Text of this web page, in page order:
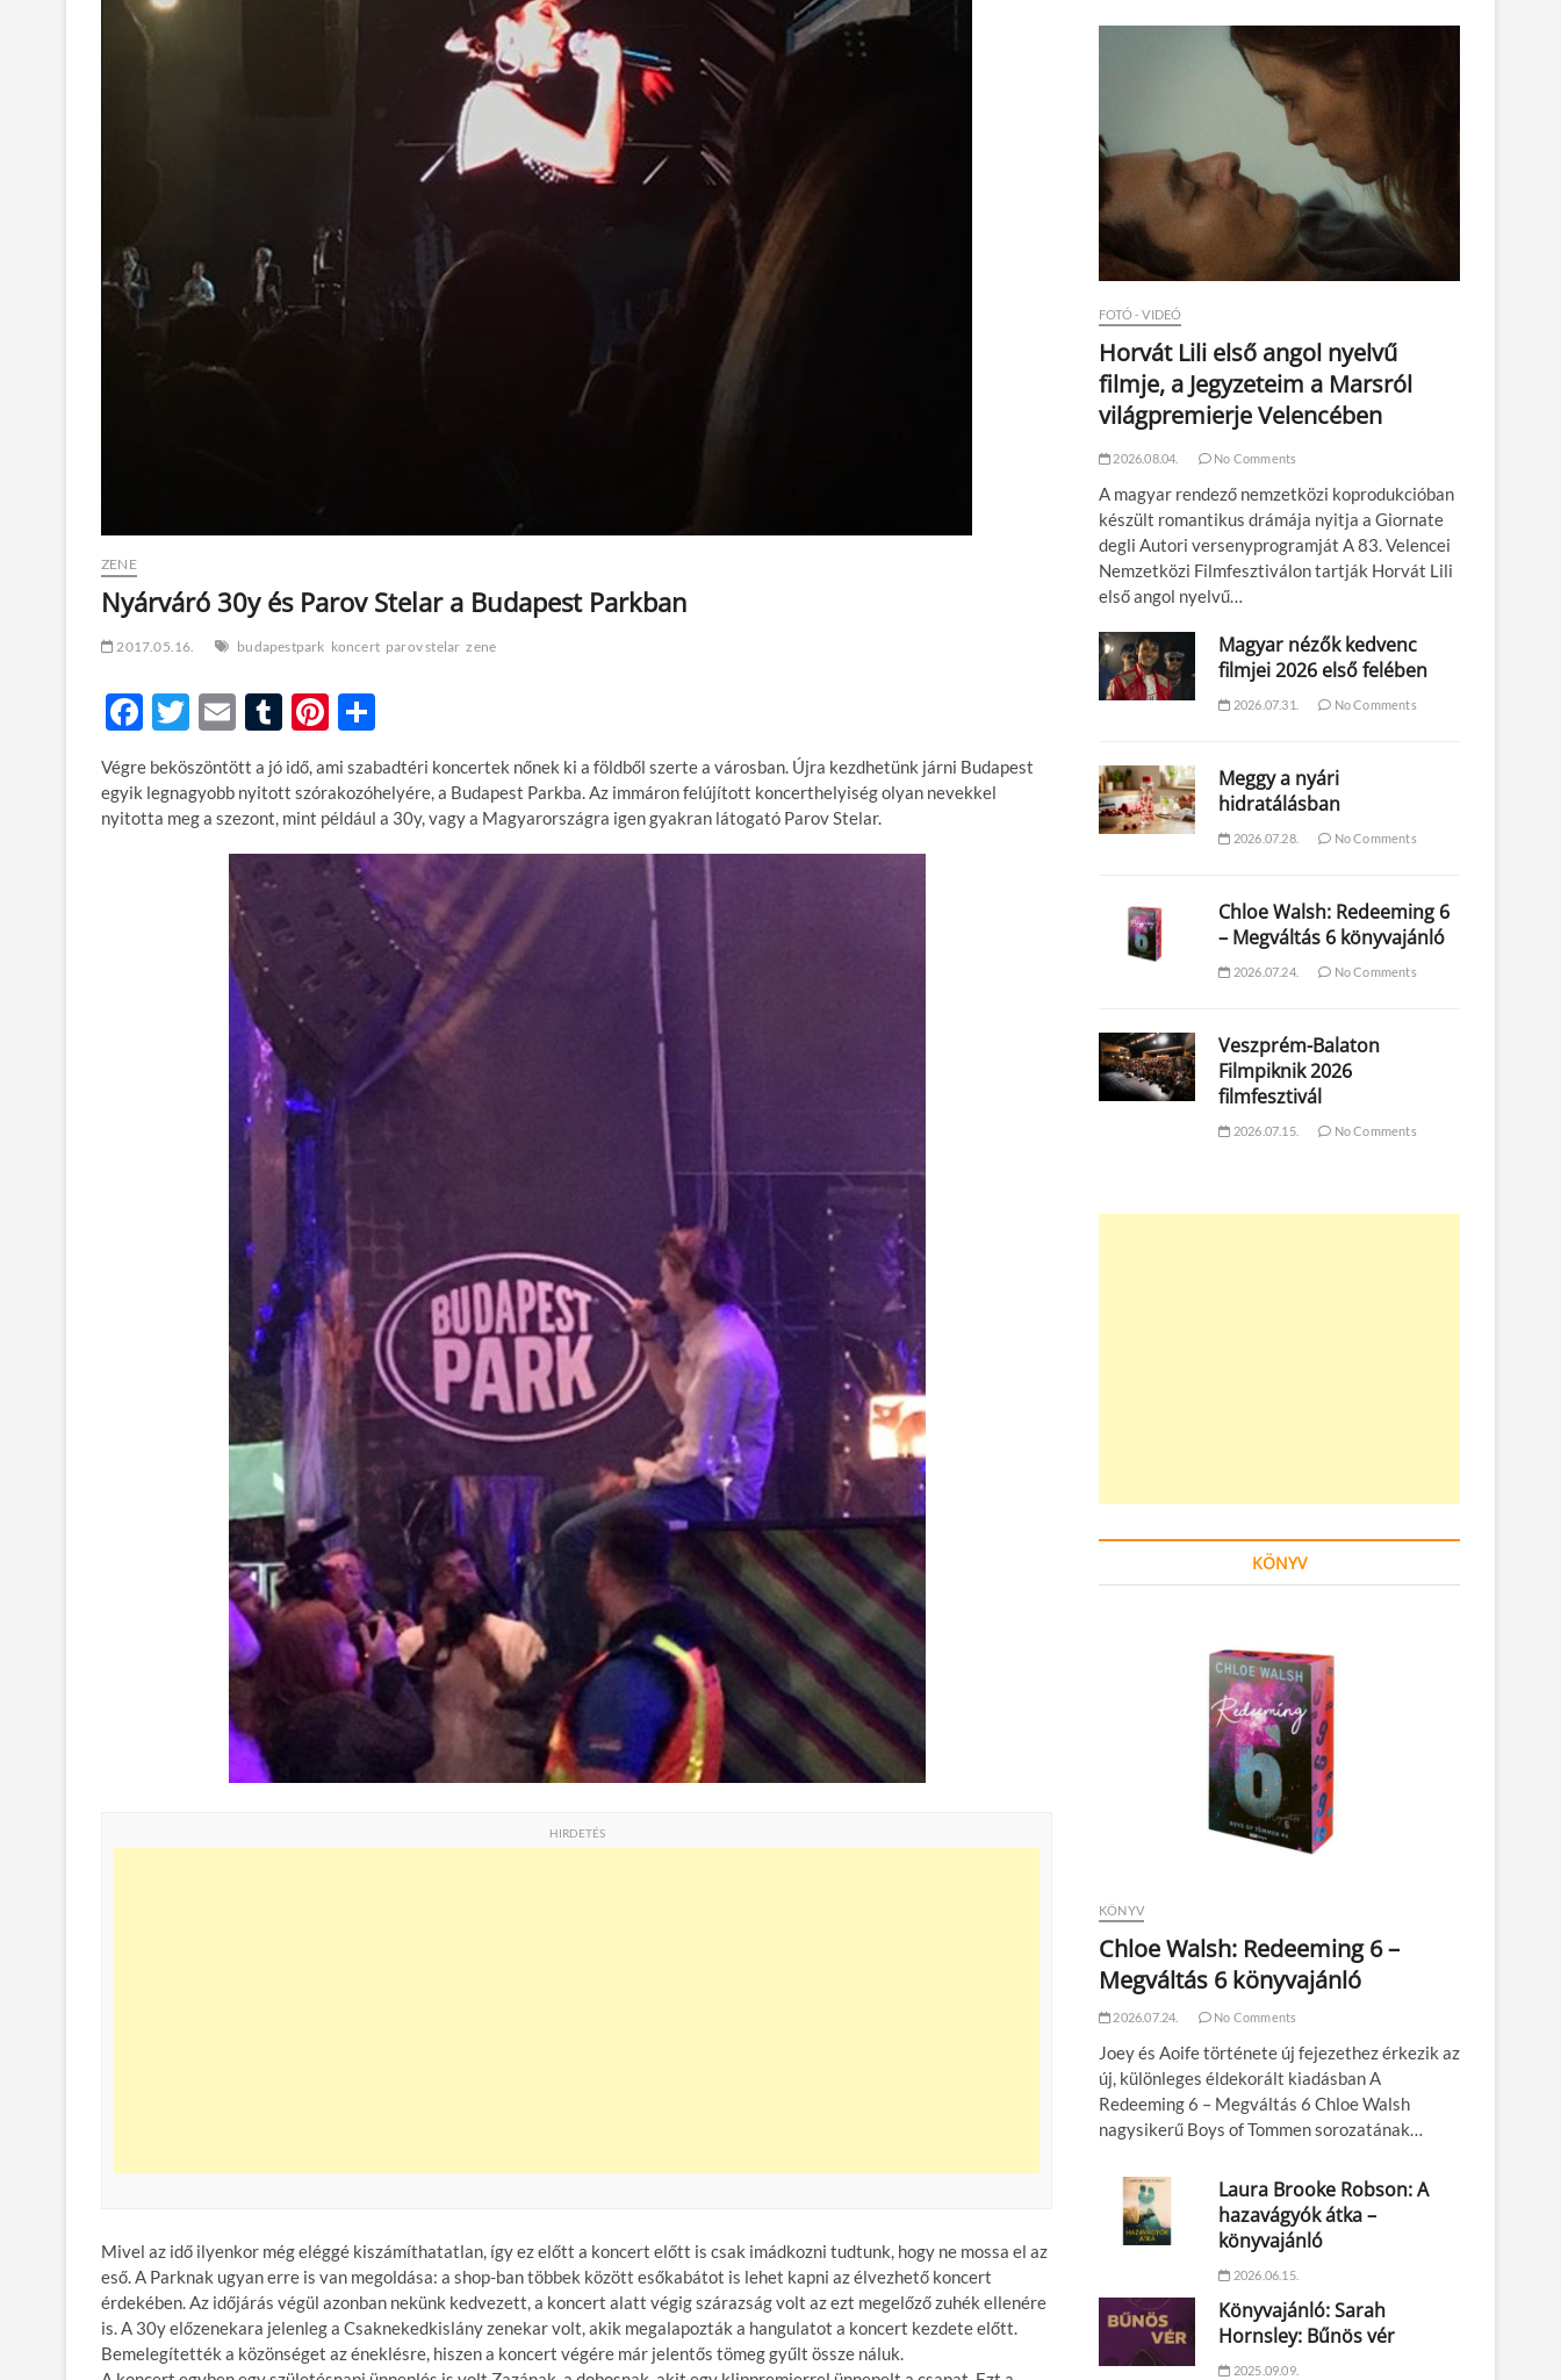
ZENE
Nyárváró 30y és Parov Stelar a Budapest Parkban
2017.05.16. budapestpark koncert parov stelar zene
F
ac
e
b
T
w
itt
er
E
m
ail
T
u
m
bl
r
Pi
nt
er
es
t
ss
za
m
e
g
Végre beköszöntött a jó idő, ami szabadtéri koncertek nőnek ki a földből szerte a városban. Újra kezdhetünk járni Budapest
egyik legnagyobb nyitott szórakozóhelyére, a Budapest Parkba. Az immáron felújított koncerthelyiség olyan nevekkel
nyitotta meg a szezont, mint például a 30y, vagy a Magyarországra igen gyakran látogató Parov Stelar.
HIRDETÉS
Mivel az idő ilyenkor még eléggé kiszámíthatatlan, így ez előtt a koncert előtt is csak imádkozni tudtunk, hogy ne mossa el az
eső. A Parknak ugyan erre is van megoldása: a shop-ban többek között esőkabátot is lehet kapni az élvezhető koncert
érdekében. Az időjárás végül azonban nekünk kedvezett, a koncert alatt végig szárazság volt az ezt megelőző zuhék ellenére
is. A 30y előzenekara jelenleg a Csaknekedkislány zenekar volt, akik megalapozták a hangulatot a koncert kezdete előtt.
Bemelegítették a közönséget az éneklésre, hiszen a koncert végére már jelentős tömeg gyűlt össze náluk.
FOTÓ - VIDEÓ
Horvát Lili első angol nyelvű
filmje, a Jegyzeteim a Marsról
világpremierje Velencében
2026.08.04. No Comments
A magyar rendező nemzetközi koprodukcióban
készült romantikus drámája nyitja a Giornate
degli Autori versenyprogramját A 83. Velencei
Nemzetközi Filmfesztiválon tartják Horvát Lili
első angol nyelvű…
Magyar nézők kedvenc
filmjei 2026 első felében
2026.07.31. No Comments
Meggy a nyári
hidratálásban
2026.07.28. No Comments
Chloe Walsh: Redeeming 6
– Megváltás 6 könyvajánló
2026.07.24. No Comments
Veszprém-Balaton
Filmpiknik 2026
filmfesztivál
2026.07.15. No Comments
KÖNYV
KÖNYV
Chloe Walsh: Redeeming 6 –
Megváltás 6 könyvajánló
2026.07.24. No Comments
Joey és Aoife története új fejezethez érkezik az
új, különleges éldekorált kiadásban A
Redeeming 6 – Megváltás 6 Chloe Walsh
nagysikerű Boys of Tommen sorozatának…
Laura Brooke Robson: A
hazavágyók átka –
könyvajánló
2026.06.15.
Könyvajánló: Sarah
Hornsley: Bűnös vér
2025.09.09.